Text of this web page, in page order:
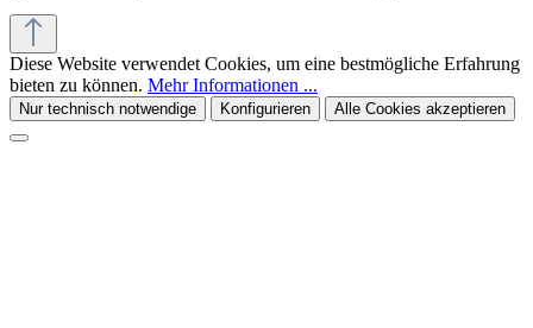
Diese Website verwendet Cookies, um eine bestmögliche Erfahrung
bieten zu können. Mehr Informationen ...
Nur technisch notwendige Konfigurieren Alle Cookies akzeptieren